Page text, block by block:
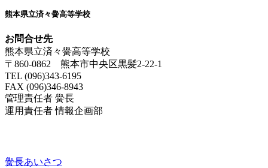
熊本県立済々黌高等学校
お問合せ先
熊本県立済々黌高等学校
〒860-0862 熊本市中央区黒髪2-22-1
TEL (096)343-6195
FAX (096)346-8943
管理責任者 黌長
運用責任者 情報企画部
黌長あいさつ